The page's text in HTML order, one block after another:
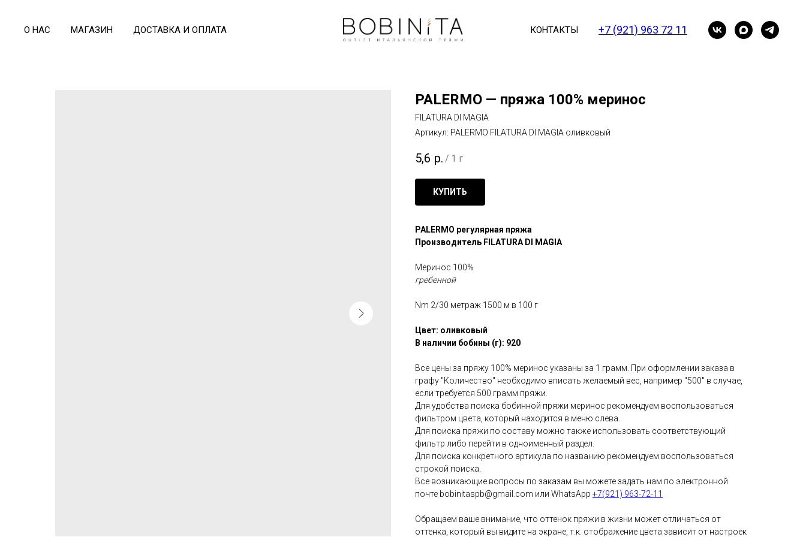
О НАС МАГАЗИН ДОСТАВКА И ОПЛАТА КОНТАКТЫ +7 (921) 963 72 11
PALERMO — пряжа 100% меринос
FILATURA DI MAGIA
Артикул: PALERMO FILATURA DI MAGIA оливковый
5,6 р. / 1 г
КУПИТЬ
PALERMO регулярная пряжа
Производитель FILATURA DI MAGIA
Меринос 100%
гребенной
Nm 2/30 метраж 1500 м в 100 г
Цвет: оливковый
В наличии бобины (г): 920
Все цены за пряжу 100% меринос указаны за 1 грамм. При оформлении заказа в
графу "Количество" необходимо вписать желаемый вес, например "500" в случае,
если требуется 500 грамм пряжи.
Для удобства поиска бобинной пряжи меринос рекомендуем воспользоваться
фильтром цвета, который находится в меню слева.
Для поиска пряжи по составу можно также использовать соответствующий
фильтр либо перейти в одноименный раздел.
Для поиска конкретного артикула по названию рекомендуем воспользоваться
строкой поиска.
Все возникающие вопросы по заказам вы можете задать нам по электронной
почте bobinitaspb@gmail.com или WhatsApp +7(921) 963-72-11
Обращаем ваше внимание, что оттенок пряжи в жизни может отличаться от
оттенка, который вы видите на экране, т.к. отображение цвета зависит от настроек